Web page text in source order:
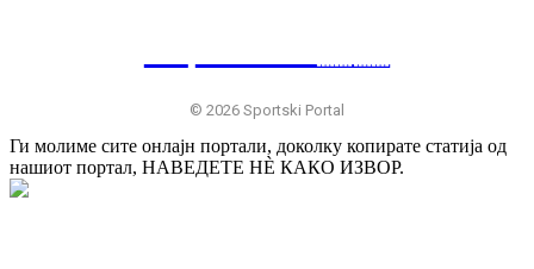
© 2026 Sportski Portal
Ги молиме сите онлајн портали, доколку копирате статија од
нашиот портал, НАВЕДЕТЕ НÈ КАКО ИЗВОР.